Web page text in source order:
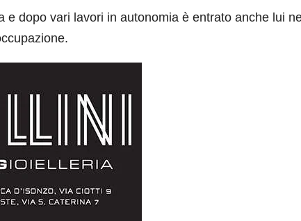
dopo vari lavori in autonomia è entrato anche lui